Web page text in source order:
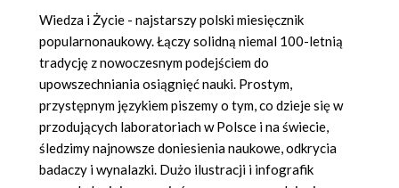
Wiedza i Życie - najstarszy polski miesięcznik
popularnonaukowy. Łączy solidną niemal 100-letnią
tradycję z nowoczesnym podejściem do
upowszechniania osiągnięć nauki. Prostym,
przystępnym językiem piszemy o tym, co dzieje się w
przodujących laboratoriach w Polsce i na świecie,
śledzimy najnowsze doniesienia naukowe, odkrycia
badaczy i wynalazki. Dużo ilustracji i infografik